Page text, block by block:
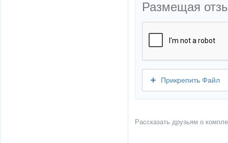
Размещая
Прикрепить Файл
Рассказать друзьям о